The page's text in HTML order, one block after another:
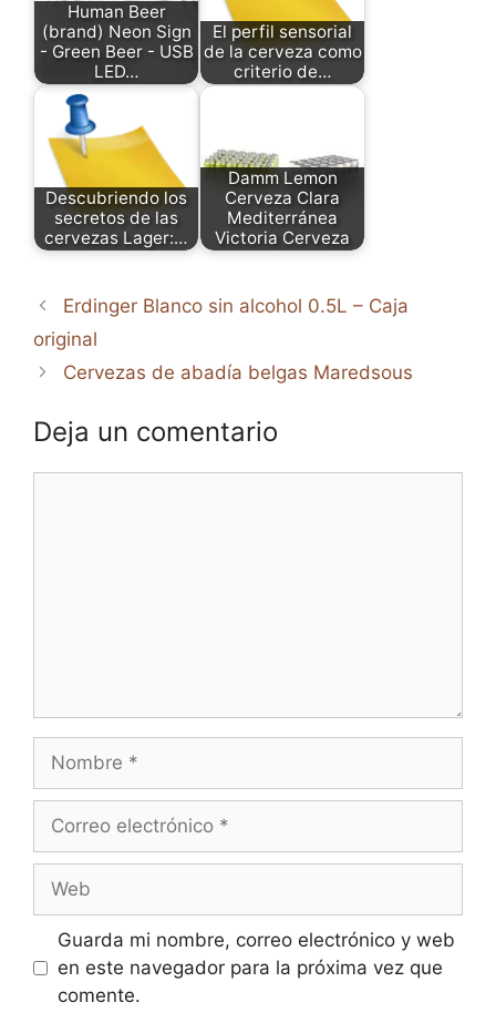
Human Beer
(brand) Neon Sign
- Green Beer - USB
LED…
El perfil sensorial
de la cerveza como
criterio de…
Descubriendo los
secretos de las
cervezas Lager:…
Damm Lemon
Cerveza Clara
Mediterránea
Victoria Cerveza
Erdinger Blanco sin alcohol 0.5L – Caja
original
Cervezas de abadía belgas Maredsous
Deja un comentario
Nombre
Correo
Web
Guarda mi nombre, correo electrónico y web
en este navegador para la próxima vez que
comente.